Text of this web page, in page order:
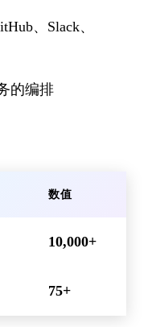
、Slack、
的编排
数值
10,000+
75+